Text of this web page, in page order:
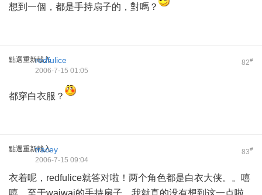
想到一個，都是手持扇子的，對嗎？
點選重新載入 82#
redfulice
2006-7-15 01:05
都穿白衣服？
點選重新載入 83#
tracey
2006-7-15 09:04
衣着呢，redfulice就答对啦！两个角色都是白衣大侠。。嘻
嘻，至于waiwai的手持扇子，我就真的没有想到这一点啦，